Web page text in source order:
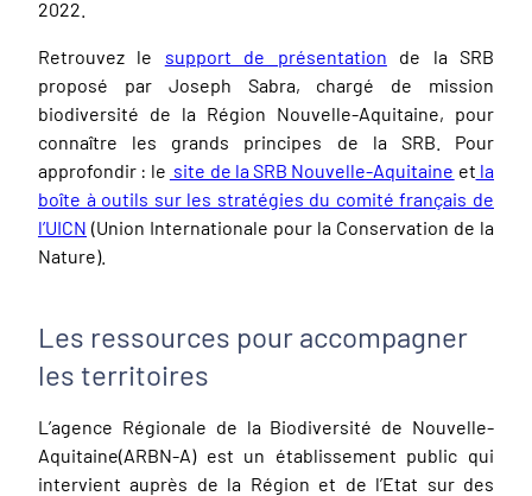
2022.
Retrouvez le support de présentation de la SRB
proposé par Joseph Sabra, chargé de mission
biodiversité de la Région Nouvelle-Aquitaine, pour
connaître les grands principes de la SRB. Pour
approfondir : le site de la SRB Nouvelle-Aquitaine et la
boîte à outils sur les stratégies du comité français de
l’UICN (Union Internationale pour la Conservation de la
Nature).
Les ressources pour accompagner
les territoires
L’agence Régionale de la Biodiversité de Nouvelle-
Aquitaine(ARBN-A) est un établissement public qui
intervient auprès de la Région et de l’Etat sur des